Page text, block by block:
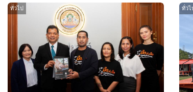
ทั่วไป ทั่วไป